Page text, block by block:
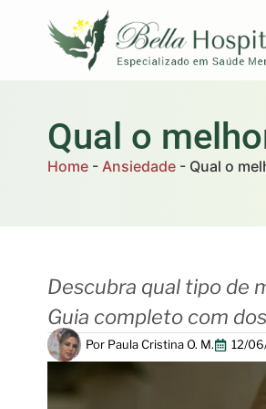
Qual o
Home - Ansiedade - Qual o
Descubra qual tipo de
Guia completo com
Por Paula Cristina O. M. 12/